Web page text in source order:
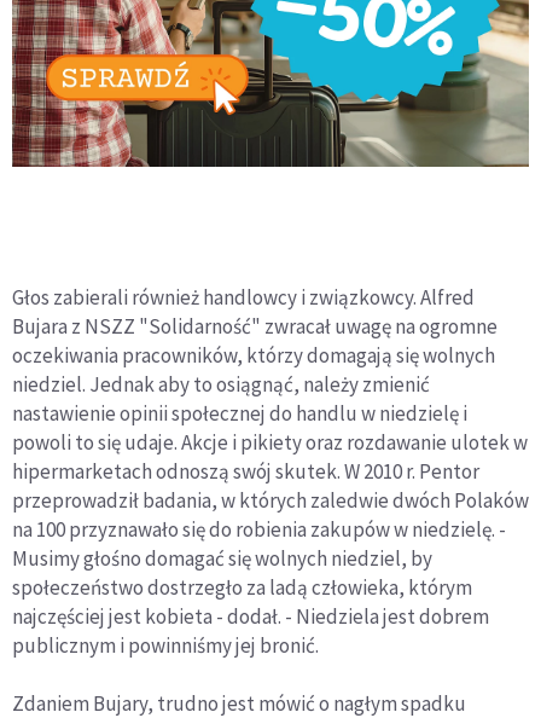
Głos zabierali również handlowcy i związkowcy. Alfred
Bujara z NSZZ "Solidarność" zwracał uwagę na ogromne
oczekiwania pracowników, którzy domagają się wolnych
niedziel. Jednak aby to osiągnąć, należy zmienić
nastawienie opinii społecznej do handlu w niedzielę i
powoli to się udaje. Akcje i pikiety oraz rozdawanie ulotek w
hipermarketach odnoszą swój skutek. W 2010 r. Pentor
przeprowadził badania, w których zaledwie dwóch Polaków
na 100 przyznawało się do robienia zakupów w niedzielę. -
Musimy głośno domagać się wolnych niedziel, by
społeczeństwo dostrzegło za ladą człowieka, którym
najczęściej jest kobieta - dodał. - Niedziela jest dobrem
publicznym i powinniśmy jej bronić.
Zdaniem Bujary, trudno jest mówić o nagłym spadku